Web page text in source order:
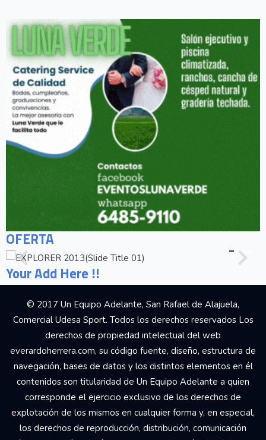
OFERTA
Your Add Here !!
© 2017 Un Equipo Adelante, San Rafael de Alajuela,
Comercial Udesa Sport. Todos los derechos reservados Los
derechos de propiedad intelectual del web
everardoherrera.com, su código fuente, diseño, estructura de
navegación, bases de datos y los distintos elementos en él
contenidos son titularidad de Un Equipo Adelante a quien
corresponde el ejercicio exclusivo de los derechos de
explotación de los mismos en cualquier forma y, en especial,
los derechos de reproducción, distribución, comunicación